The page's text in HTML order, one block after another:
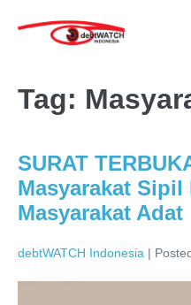
Tag:
SURAT
Masyarakat Sipil
Masyarakat Adat
debtWATCH Indonesia |